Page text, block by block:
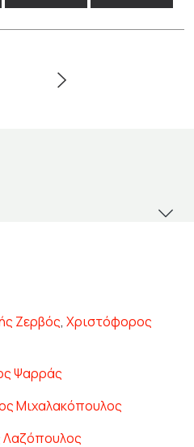
Ζερβός, Χριστόφορος
Ψαρράς
Μιχαλακόπουλος
Λαζόπουλος